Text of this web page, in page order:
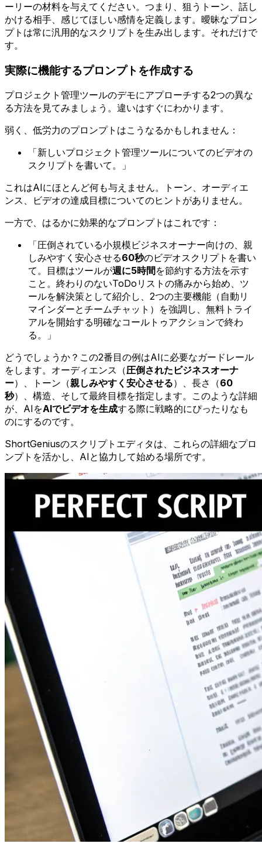
ーリーの材料を与えてください。つまり、狙うトーン、話し
かける相手、感じてほしい感情を定義します。曖昧なプロン
プトは常に汎用的なスクリプトを生み出します。それだけで
す。
実際に機能するプロンプトを作成する
プロジェクト管理ツールのデモにアプローチする2つの異な
る方法を見てみましょう。違いはすぐにわかります。
弱く、低労力のプロンプトはこうなるかもしれません：
「新しいプロジェクト管理ツールについてのビデオの
スクリプトを書いて。」
これはAIにほとんど何も与えません。トーン、オーディエ
ンス、ビデオの達成目標についてのヒントがありません。
一方で、はるかに効果的なプロンプトはこれです：
「圧倒されている小規模ビジネスオーナー向けの、親
しみやすく安心させる60秒のビデオスクリプトを書い
て。目標はツールが週に5時間 を節約する方法を示す
こと。終わりのないToDoリストの痛みから始め、ツ
ールを解決策として紹介し、2つの主要機能（自動リ
マインダーとチームチャット）を強調し、無料トライ
アルを開始する明確なコールトゥアクションで終わ
る。」
どうでしょうか？この2番目の例はAIに必要なガードレール
をします。オーディエンス（圧倒されたビジネスオーナ
ー）、トーン（親しみやすく安心させる）、長さ（60
秒）、構造、そして最終目標を指定します。このような詳細
が、AIをAIでビデオを生成する際に戦略的にぴったりなも
のにするのです。
ShortGeniusのスクリプトエディタは、これらの詳細なプロ
ンプトを活かし、AIと協力して始める場所です。